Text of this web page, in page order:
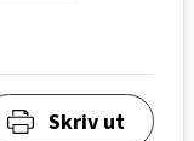
Skriv ut